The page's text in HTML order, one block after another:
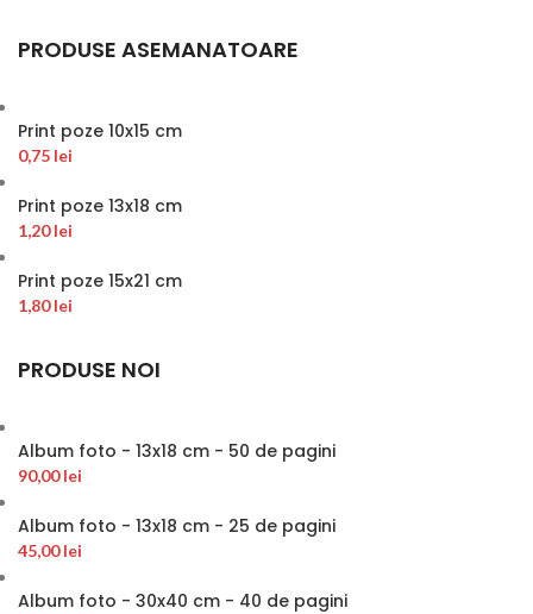
PRODUSE ASEMANATOARE
Print poze 10x15 cm
0,75 lei
Print poze 13x18 cm
1,20lei
Print poze 15x21 cm
1,80lei
PRODUSE NOI
Album foto - 13x18 cm - 50 de pagini
90,00lei
Album foto - 13x18 cm - 25 de pagini
45,00lei
Album foto - 30x40 cm - 40 de pagini